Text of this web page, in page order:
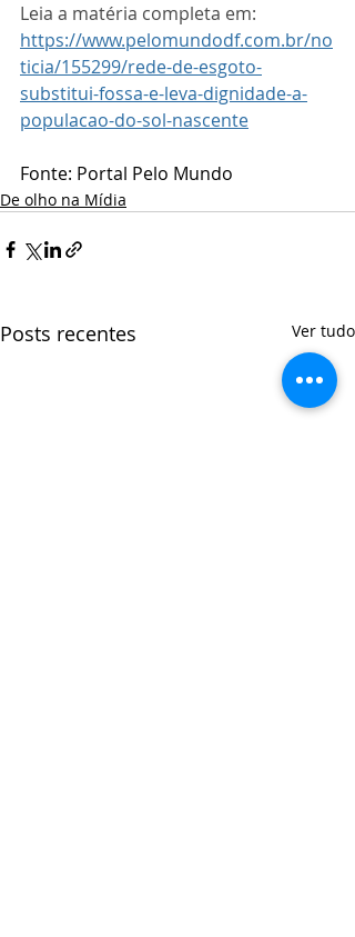
Leia a matéria completa em:
https://www.pelomundodf.com.br/no
ticia/155299/rede-de-esgoto-
substitui-fossa-e-leva-dignidade-a-
populacao-do-sol-nascente
Fonte: Portal Pelo Mundo
De olho na Mídia
Posts recentes Ver tudo